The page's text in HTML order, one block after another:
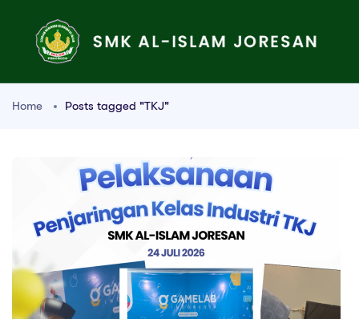
Home Posts tagged "TKJ"